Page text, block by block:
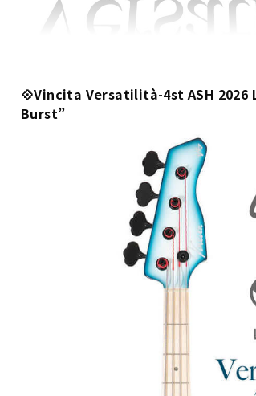
💠Vincita Versatilità-4st ASH 2026
Burst”